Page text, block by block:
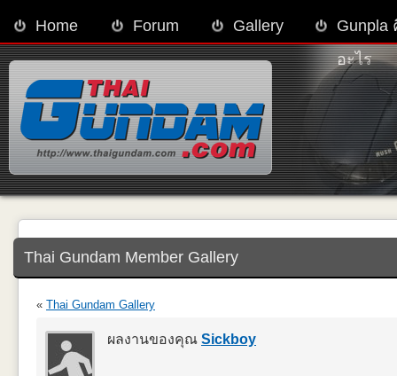
Home Forum Gallery
Gunpla
อะไร
Thai Gundam Member Gallery
« Thai Gundam Gallery
ผลงานของคุณ Sickboy